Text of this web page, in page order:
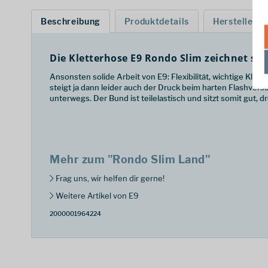
Beschreibung Produktdetails Hersteller
Die Kletterhose E9 Rondo Slim zeichnet
Ansonsten solide Arbeit von E9: Flexibilität, wichtige
steigt ja dann leider auch der Druck beim harten
unterwegs. Der Bund ist teilelastisch und sitzt somit gut,
Mehr zum "Rondo Slim Land"
Frag uns, wir helfen dir gerne!
Weitere Artikel von E9
2000001964224